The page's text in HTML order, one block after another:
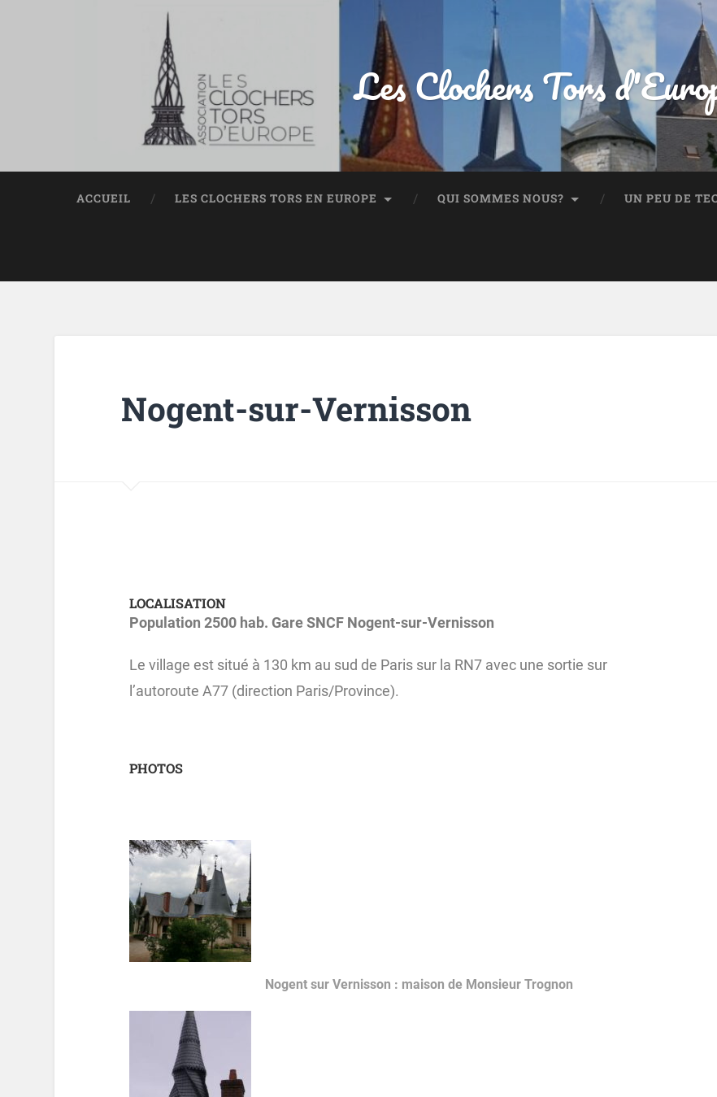
Les Clochers Tors
ACCUEIL LES CLOCHERS TORS EN EUROPE QUI SOMMES NOUS? UN PEU DE
Nogent-sur-Vernisson
LOCALISATION
Population 2500 hab. Gare SNCF Nogent-sur-Vernisson
Le village est situé à 130 km au sud de Paris sur la RN7 avec une sortie sur
l’autoroute A77 (direction Paris/Province).
PHOTOS
Nogent sur Vernisson : maison de Monsieur Trognon